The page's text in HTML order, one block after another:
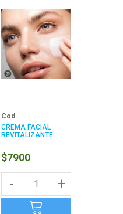
Cod.
CREMA FACIAL
REVITALIZANTE
$7900
- +